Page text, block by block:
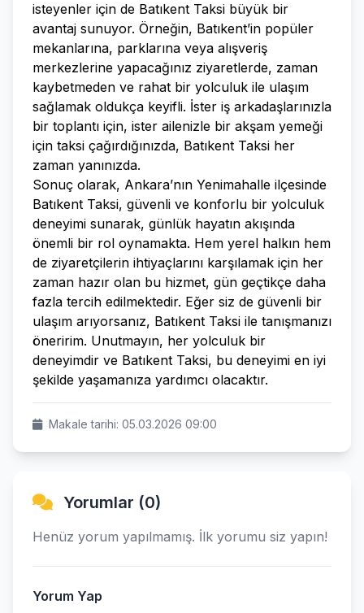
isteyenler için de Batıkent Taksi büyük bir
avantaj sunuyor. Örneğin, Batıkent’in popüler
mekanlarına, parklarına veya alışveriş
merkezlerine yapacağınız ziyaretlerde, zaman
kaybetmeden ve rahat bir yolculuk ile ulaşım
sağlamak oldukça keyifli. İster iş arkadaşlarınızla
bir toplantı için, ister ailenizle bir akşam yemeği
için taksi çağırdığınızda, Batıkent Taksi her
zaman yanınızda.
Sonuç olarak, Ankara’nın Yenimahalle ilçesinde
Batıkent Taksi, güvenli ve konforlu bir yolculuk
deneyimi sunarak, günlük hayatın akışında
önemli bir rol oynamakta. Hem yerel halkın hem
de ziyaretçilerin ihtiyaçlarını karşılamak için her
zaman hazır olan bu hizmet, gün geçtikçe daha
fazla tercih edilmektedir. Eğer siz de güvenli bir
ulaşım arıyorsanız, Batıkent Taksi ile tanışmanızı
öneririm. Unutmayın, her yolculuk bir
deneyimdir ve Batıkent Taksi, bu deneyimi en iyi
şekilde yaşamanıza yardımcı olacaktır.
Makale tarihi: 05.03.2026 09:00
Yorumlar (0)
Henüz yorum yapılmamış. İlk yorumu siz yapın!
Yorum Yap